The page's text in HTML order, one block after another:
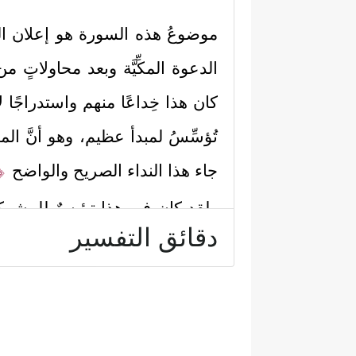
موضوعُ هذه السورة هو إعلان
الدعوة المكِّيَّة وبعد محاولاتٍ
كان هذا خِداعًا منهم واستدراجًا
تُؤسِّسُ لمبدأ عظيم، وهو أنَّ
جاء هذا النداء الصريح والواضح
ولقد كان في هذا تيئيسٌ
فلا مجال للجَمع بين الطريقَين
، وليس
دقائق التفسير